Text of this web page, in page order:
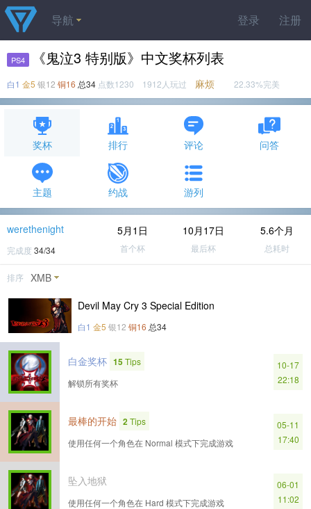
登录 注册
导航
PS4 《鬼泣3 特别版》中文奖杯列表
白1 金5 银12 铜16 总34 点数1230 1912人玩过 麻烦 22.33%完美
奖杯 排行 评论 问答
主题 约战 游列
werethenight
完成度 34/34
5月1日
首个杯
10月17日
最后杯
5.6个月
总耗时
排序 XMB
Devil May Cry 3 Special Edition
白1 金5 银12 铜16 总34
白金奖杯 15Tips
解锁所有奖杯
10-17
22:18
最棒的开始 2Tips
使用任何一个角色在 Normal 模式下完成游戏
05-11
17:40
坠入地狱
使用任何一个角色在 Hard 模式下完成游戏
06-01
11:02